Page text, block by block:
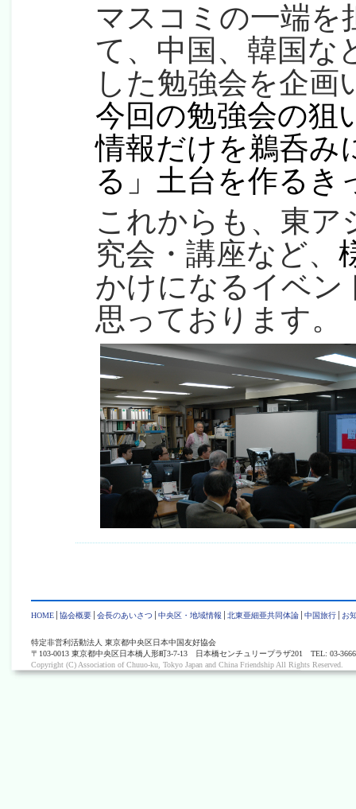
マスコミの一端を
て、中国、韓国な
した勉強会を企画
今回の勉強会の狙
情報だけを鵜呑み
る」土台を作るき
これからも、東ア
究会・講座など、
かけになるイベン
思っております。
HOME 協会概要 会長のあいさつ 中央区・地域情報 北東亜細亜共同体論 中国旅行 お
特定非営利活動法人 東京都中央区日本中国友好協会
〒103-0013 東京都中央区日本橋人形町3-7-13 日本橋センチュリープラザ201 TEL: 03-
Copyright (C) Association of Chuuo-ku, Tokyo Japan and China Friendship All Rights Reserved.